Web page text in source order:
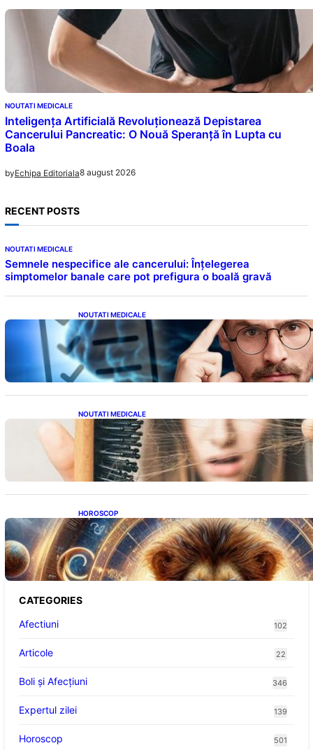
NOUTATI MEDICALE
Inteligența Artificială Revoluționează Depistarea
Cancerului Pancreatic: O Nouă Speranță în Lupta cu
Boala
byEchipa Editoriala8 august 2026
RECENT POSTS
NOUTATI MEDICALE
Semnele nespecifice ale cancerului: Înțelegerea
simptomelor banale care pot prefigura o boală gravă
NOUTATI MEDICALE
Inteligența dincolo de note: Semnele unui IQ
ridicat care nu țin de școală
NOUTATI MEDICALE
Semnele unei deficiențe de proteine:
Impactul asupra sănătății tale
HOROSCOP
Portalul Leului 8/8: Oportunități de
Abundență pentru Cinci Zodii în 2026
CATEGORIES
Afectiuni
102
Articole 22
Boli și Afecțiuni 346
Expertul zilei 139
Horoscop 501